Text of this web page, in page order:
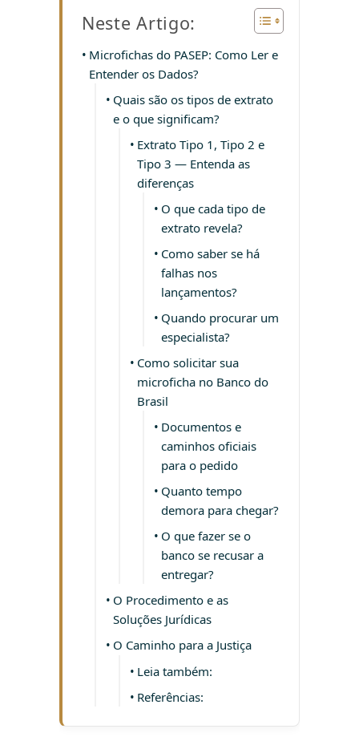
Neste Artigo:
Microfichas do PASEP: Como Ler e
Entender os Dados?
Quais são os tipos de extrato
e o que significam?
Extrato Tipo 1, Tipo 2 e
Tipo 3 — Entenda as
diferenças
O que cada tipo de
extrato revela?
Como saber se há
falhas nos
lançamentos?
Quando procurar um
especialista?
Como solicitar sua
microficha no Banco do
Brasil
Documentos e
caminhos oficiais
para o pedido
Quanto tempo
demora para chegar?
O que fazer se o
banco se recusar a
entregar?
O Procedimento e as
Soluções Jurídicas
O Caminho para a Justiça
Leia também:
Referências: